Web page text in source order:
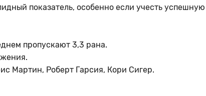
показатель, особенно если учесть успешную
пропускают 3,3 рана.
Мартин, Роберт Гарсия, Кори Сигер.